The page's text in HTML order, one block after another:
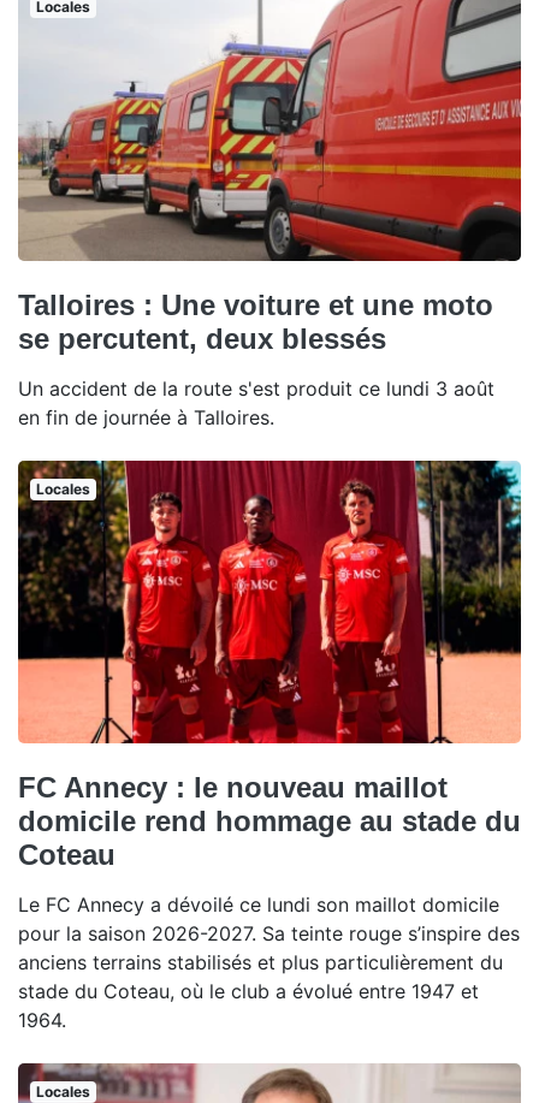
Locales
Talloires : Une voiture et une moto
se percutent, deux blessés
Un accident de la route s'est produit ce lundi 3 août
en fin de journée à Talloires.
Locales
FC Annecy : le nouveau maillot
domicile rend hommage au stade du
Coteau
Le FC Annecy a dévoilé ce lundi son maillot domicile
pour la saison 2026-2027. Sa teinte rouge s’inspire des
anciens terrains stabilisés et plus particulièrement du
stade du Coteau, où le club a évolué entre 1947 et
1964.
Locales